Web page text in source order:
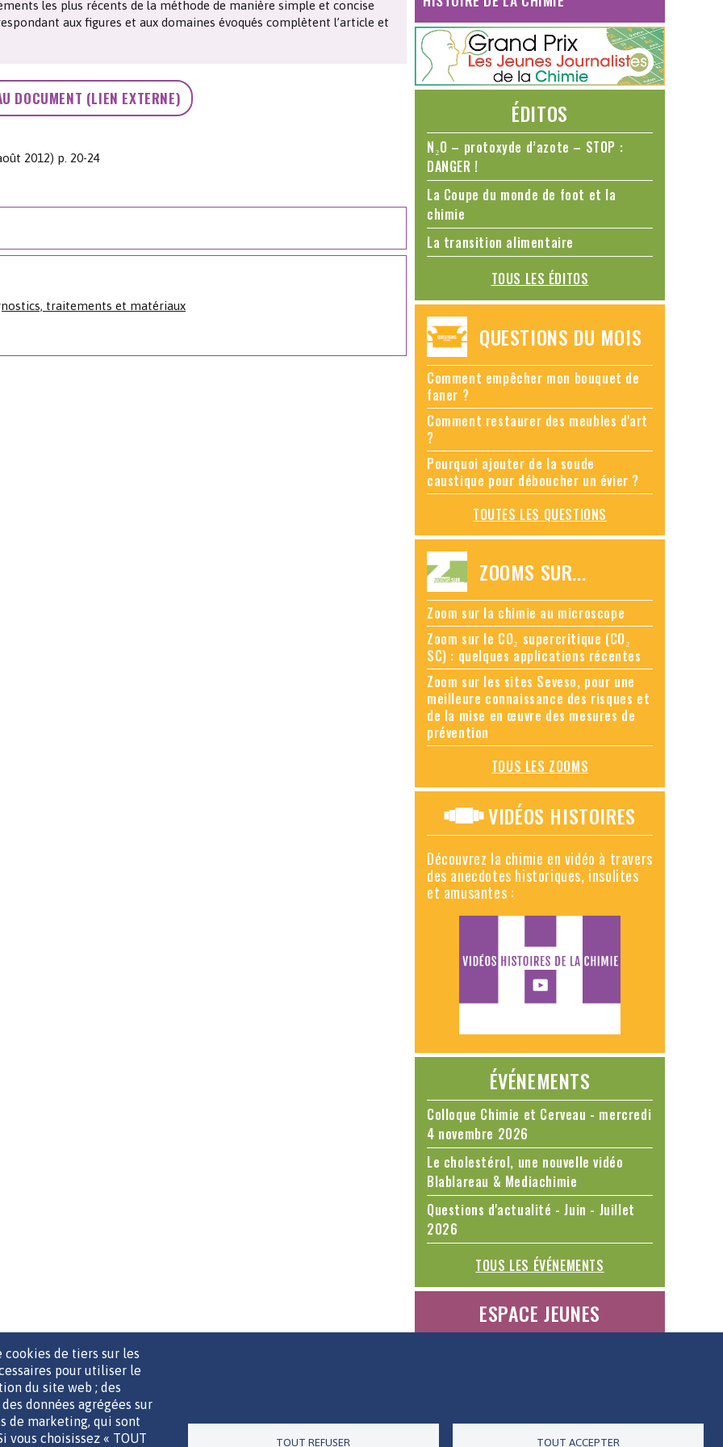
les plus récents de la méthode de manière simple et concise
aux figures et aux domaines évoqués complètent l’article et
DOCUMENT (LIEN EXTERNE)
2012) p. 20-24
traitements et matériaux
ÉDITOS
N₂O – protoxyde d’azote – STOP :
DANGER !
La Coupe du monde de foot et la
chimie
La transition alimentaire
TOUS LES ÉDITOS
QUESTIONS DU MOIS
Comment empêcher mon bouquet de
faner ?
Comment restaurer des meubles d'art
?
Pourquoi ajouter de la soude
caustique pour déboucher un évier ?
TOUTES LES QUESTIONS
ZOOMS SUR...
Zoom sur la chimie au microscope
Zoom sur le CO₂ supercritique (CO₂
SC) : quelques applications récentes
Zoom sur les sites Seveso, pour une
meilleure connaissance des risques et
de la mise en œuvre des mesures de
prévention
TOUS LES ZOOMS
VIDÉOS HISTOIRES
Découvrez la chimie en vidéo à travers
des anecdotes historiques, insolites
et amusantes :
ÉVÉNEMENTS
Colloque Chimie et Cerveau - mercredi
4 novembre 2026
Le cholestérol, une nouvelle vidéo
Blablareau & Mediachimie
Questions d'actualité - Juin - Juillet
2026
TOUS LES ÉVÉNEMENTS
ESPACE JEUNES
DE COMMUNICATION
cookies de tiers sur les
pour utiliser le
du site web ; des
données agrégées sur
de marketing, qui sont
vous choisissez « TOUT
TOUT REFUSER TOUT ACCEPTER
Les chimistes dans...
Fiches métiers
Enseignement
Chimie et Notre-Dame